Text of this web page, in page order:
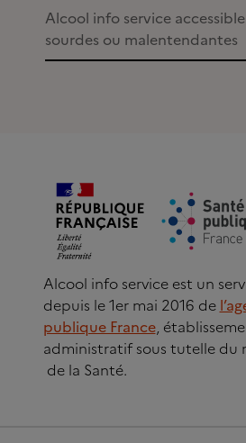
Alcool info service
sourdes ou malentendantes
Alcool info service est un
depuis le 1er mai 2016 de
publique France,
administratif sous tutelle du
de la Santé.